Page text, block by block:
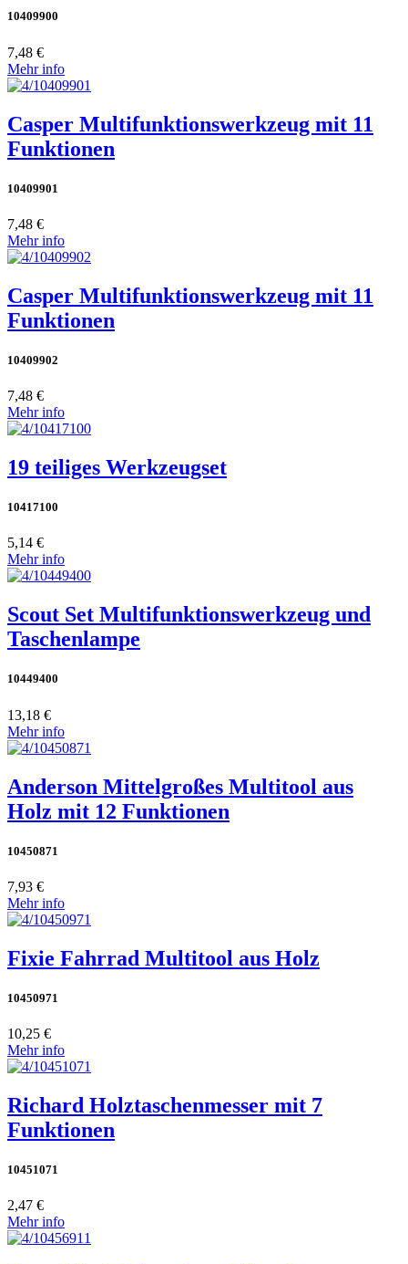
10409900
7,48 €
Mehr info
Casper Multifunktionswerkzeug mit 11
Funktionen
10409901
7,48 €
Mehr info
Casper Multifunktionswerkzeug mit 11
Funktionen
10409902
7,48 €
Mehr info
19 teiliges Werkzeugset
10417100
5,14 €
Mehr info
Scout Set Multifunktionswerkzeug und
Taschenlampe
10449400
13,18 €
Mehr info
Anderson Mittelgroßes Multitool aus
Holz mit 12 Funktionen
10450871
7,93 €
Mehr info
Fixie Fahrrad Multitool aus Holz
10450971
10,25 €
Mehr info
Richard Holztaschenmesser mit 7
Funktionen
10451071
2,47 €
Mehr info